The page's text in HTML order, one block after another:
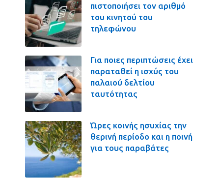
πιστοποιήσει τον αριθμό
του κινητού του
τηλεφώνου
Για ποιες περιπτώσεις έχει
παραταθεί η ισχύς του
παλαιού δελτίου
ταυτότητας
Ώρες κοινής ησυχίας την
θερινή περίοδο και η ποινή
για τους παραβάτες